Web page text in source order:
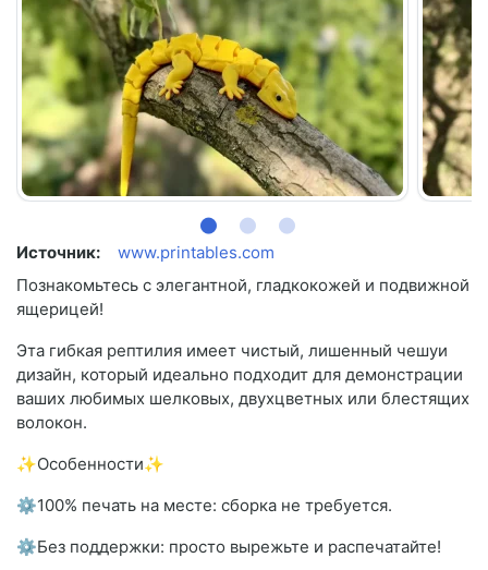
Источник:
www.printables.com
Познакомьтесь с элегантной, гладкокожей и подвижной
ящерицей!
Эта гибкая рептилия имеет чистый, лишенный чешуи
дизайн, который идеально подходит для демонстрации
ваших любимых шелковых, двухцветных или блестящих
волокон.
✨Особенности✨
⚙100% печать на месте: сборка не требуется.
⚙Без поддержки: просто вырежьте и распечатайте!